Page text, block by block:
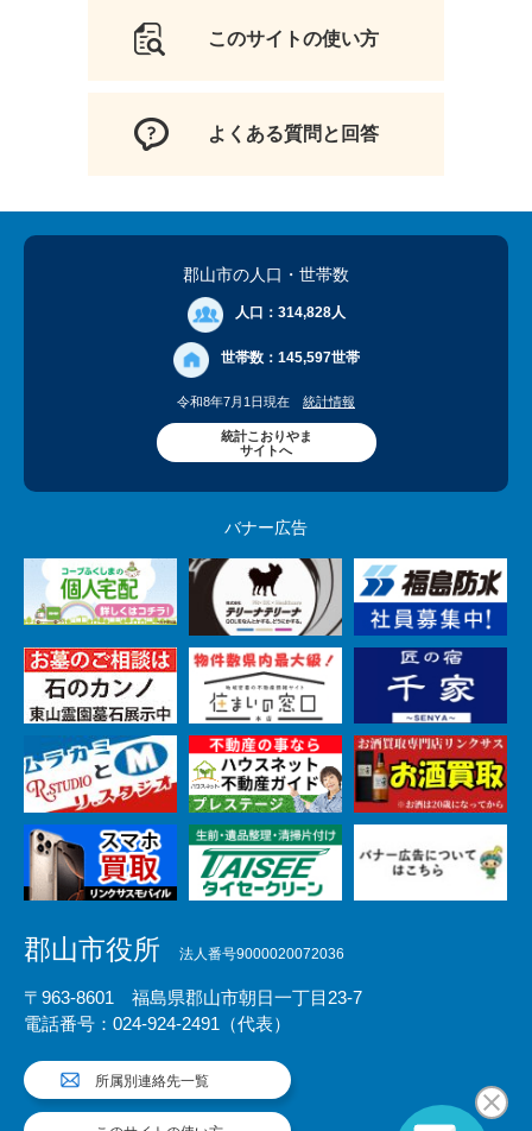
このサイトの使い方
よくある質問と回答
郡山市の人口 ・世帯数
人口： 314,828人
世帯数： 145,597世帯
令和8年7月1日現在 統計情報
統計こおりやま
サイトへ
バナー広告
郡山市役所 法人番号9000020072036
〒963-8601 福島県郡山市朝日一丁目23-7
電話番号：024-924-2491（代表）
所属別連絡先一覧